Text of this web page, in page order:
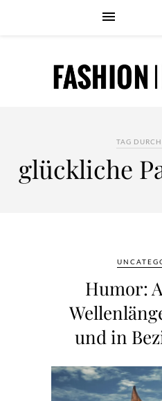
TAG
glückliche
Humor:
und in